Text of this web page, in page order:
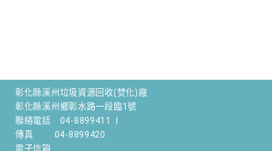
彰化縣溪州垃圾資源回收(焚化)廠
彰化縣溪州鄉彰水路一段臨1號
聯絡電話
04-8899411
傳真
04-8899420
電子信箱